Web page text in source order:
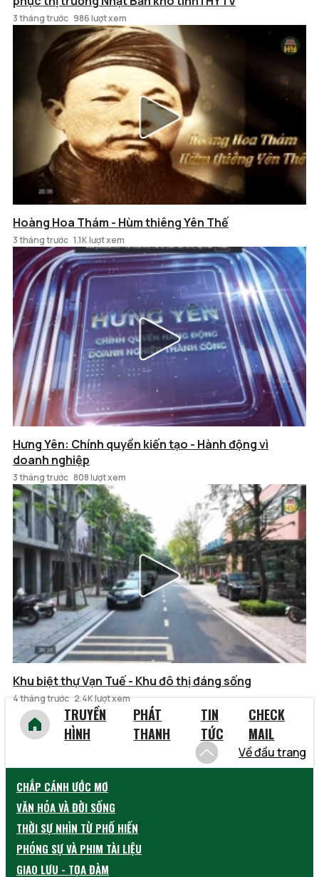
3 tháng trước 986 lượt xem
Hoàng Hoa Thám - Hùm thiêng Yên Thế
3 tháng trước 1.1K lượt xem
Hưng Yên: Chính quyền kiến tạo - Hành động vì
doanh nghiệp
3 tháng trước 808 lượt xem
Khu biệt thự Vạn Tuế - Khu đô thị đáng sống
4 tháng trước 2.4K lượt xem
TRUYỀN
HÌNH
PHÁT
THANH
TIN
TỨC
CHECK
MAIL
Về đầu trang
CHẮP CÁNH ƯỚC MƠ
VĂN HÓA VÀ ĐỜI SỐNG
THỜI SỰ NHÌN TỪ PHỐ HIẾN
PHÓNG SỰ VÀ PHIM TÀI LIỆU
GIAO LƯU - TỌA ĐÀM